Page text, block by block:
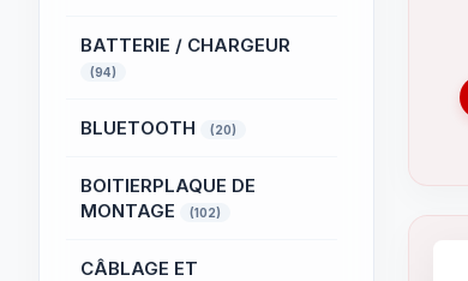
BATTERIE / CHARGEUR
(94)
BLUETOOTH (20)
BOITIERPLAQUE DE
MONTAGE
(102)
CÂBLAGE ET